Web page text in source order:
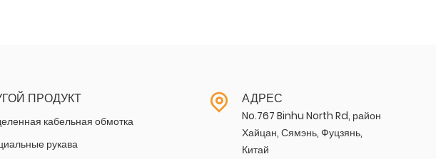
ПРОДУКТ
кабельная обмотка
рукава
АДРЕС
No.767 Binhu North Rd, район
Хайцан, Сямэнь, Фуцзянь,
Китай